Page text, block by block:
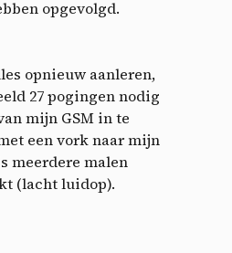
opgevolgd.
opnieuw aanleren,
27 pogingen nodig
mijn GSM in te
een vork naar mijn
meerdere malen
(lacht luidop).